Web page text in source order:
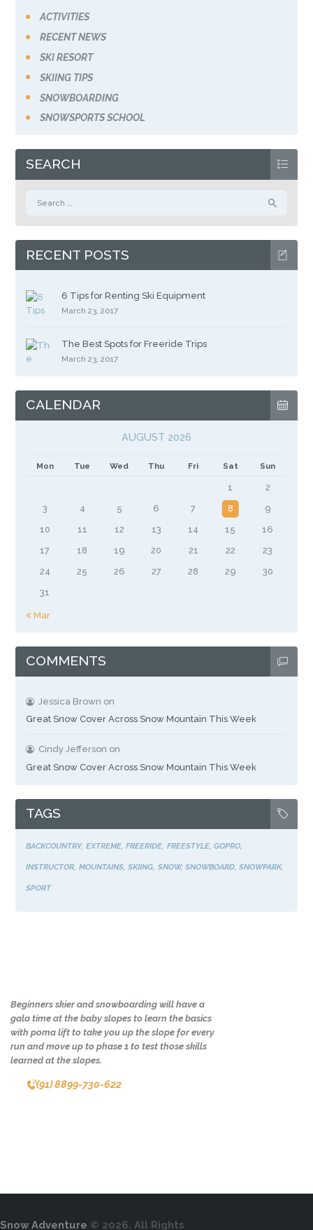
ACTIVITIES
RECENT NEWS
SKI RESORT
SKIING TIPS
SNOWBOARDING
SNOWSPORTS SCHOOL
SEARCH
RECENT POSTS
6 Tips for Renting Ski Equipment
March 23, 2017
The Best Spots for Freeride Trips
March 23, 2017
CALENDAR
AUGUST 2026
Mon Tue Wed Thu Fri Sat Sun
1
2
3
4 5 6 7 8
9
10
11 12 13 14 15
16
17
18 19 20 21 22
23
24
25 26 27 28 29
30
31
« Mar
COMMENTS
Jessica Brown on
Great Snow Cover Across Snow Mountain This Week
Cindy Jefferson on
Great Snow Cover Across Snow Mountain This Week
TAGS
BACKCOUNTRY EXTREME FREERIDE FREESTYLE GOPRO
INSTRUCTOR MOUNTAINS SKIING SNOW SNOWBOARD SNOWPARK
SPORT
Beginners skier and snowboarding will have a
gala time at the baby slopes to learn the basics
with poma lift to take you up the slope for every
run and move up to phase 1 to test those skills
learned at the slopes.
(91) 8899-730-622
Snow Adventure © 2026. All Rights